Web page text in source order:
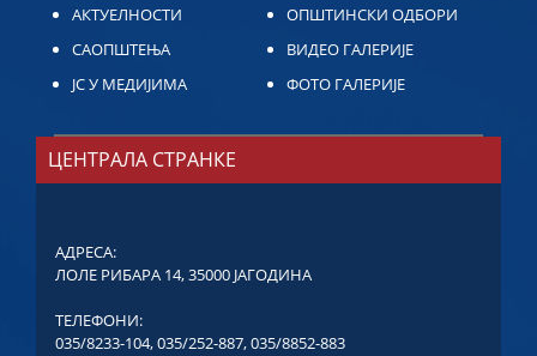
АКТУЕЛНОСТИ
САОПШТЕЊА
ЈС У МЕДИЈИМА
ОПШТИНСКИ ОДБОРИ
ВИДЕО ГАЛЕРИЈЕ
ФОТО ГАЛЕРИЈЕ
ЦЕНТРАЛА СТРАНКЕ
АДРЕСА:
ЛОЛЕ РИБАРА 14, 35000 ЈАГОДИНА
ТЕЛЕФОНИ:
035/8233-104,035/252-887,035/8852-883